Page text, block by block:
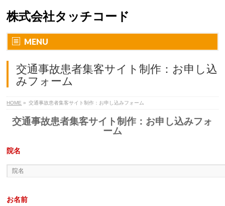
株式会社タッチコード
MENU
交通事故患者集客サイト制作：お申し込
みフォーム
HOME » 交通事故患者集客サイト制作：お申し込みフォーム
交通事故患者集客サイト制作：お申し込みフォ
ーム
院名
お名前